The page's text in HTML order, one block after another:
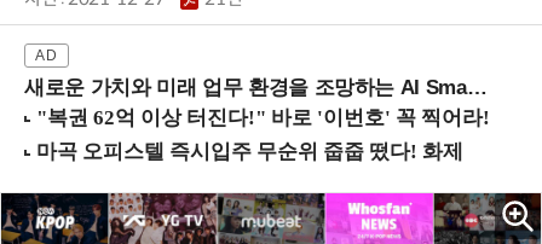
새로운 가치와 미래 업무 환경을 조망하는 AI Smart Work Summit 2026 (9/11 코엑스)